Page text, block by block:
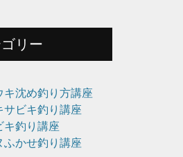
リー
沈め釣り方講座
ビキ釣り講座
釣り講座
かせ釣り講座